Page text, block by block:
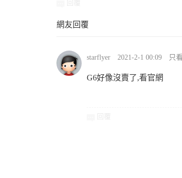
網友回覆
starflyer 2021-2-1 00:09 只
G6好像沒賣了,看官網